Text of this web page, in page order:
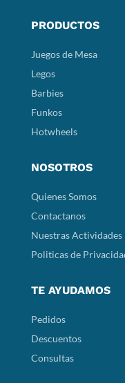
PRODUCTOS
Juegos de Mesa
Legos
Barbies
Funkos
Hotwheels
NOSOTROS
Quienes Somos
Contactanos
Nuestras Actividades
Politicas de
TE AYUDAMOS
Pedidos
Descuentos
Consultas